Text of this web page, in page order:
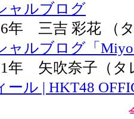
ャルブログ
年 三吉 彩花
ャルブログ「
年 矢吹奈子
ール | HKT48